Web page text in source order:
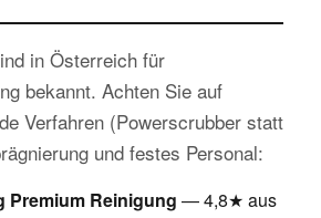
in Österreich für
bekannt. Achten Sie auf
Verfahren (Powerscrubber statt
und festes Personal:
Premium Reinigung — 4,8★ aus